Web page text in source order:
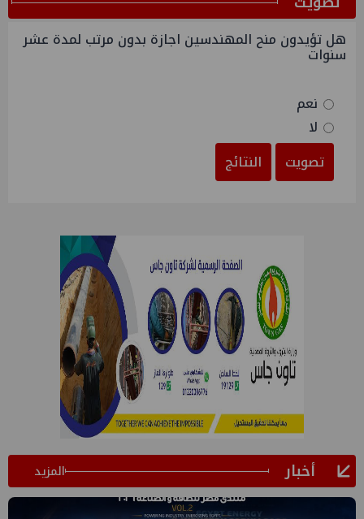
هل تؤيدون منح المهندسين اجازة بدون مرتب لمدة عشر
سنوات
نعم
لا
تصويت
النتائج
أخبار المزيد